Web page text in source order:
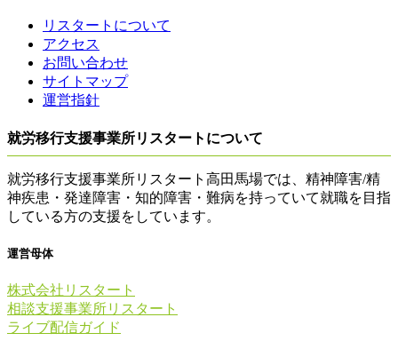
リスタートについて
アクセス
お問い合わせ
サイトマップ
運営指針
就労移行支援事業所リスタートについて
就労移行支援事業所リスタート高田馬場では、精神障害/精
神疾患・発達障害・知的障害・難病を持っていて就職を目指
している方の支援をしています。
運営母体
株式会社リスタート
相談支援事業所リスタート
ライブ配信ガイド